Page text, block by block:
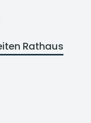
Rathaus